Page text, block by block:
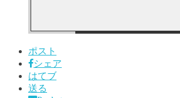
ポスト
シェア
はてブ
送る